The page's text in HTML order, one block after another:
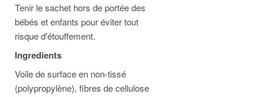
Tenir le sachet hors de portée des
bébés et enfants pour éviter tout
risque d'étouffement.
Ingredients
Voile de surface en non-tissé
(polypropylène), fibres de cellulose